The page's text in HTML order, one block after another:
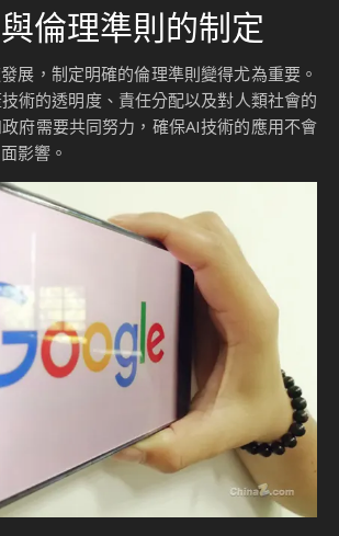
倫理準則的制定
展，制定明確的倫理準則變得尤為重要。
術的透明度、責任分配以及對人類社會的
府需要共同努力，確保AI技術的應用不會
影響。